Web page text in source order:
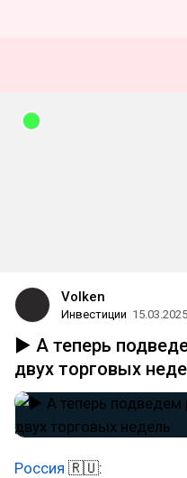
Volken
Инвестиции 15.03.2025
▶️ А теперь
двух торговых
Россия 🇷🇺: